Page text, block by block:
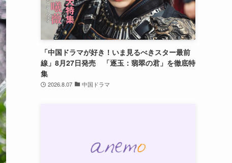
「中国ドラマが好き！いま見るべきスター最前
線」8月27日発売 「逐玉：翡翠の君」を徹底特
集
2026.8.07 中国ドラマ